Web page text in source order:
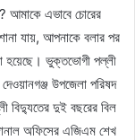
আমাকে এভাবে চোরের
যায়, আপনাকে বলার পর
হয়েছে। ভুক্তভোগী পল্লী
উপজেলা পরিষদ
বিদ্যুতের দুই বছরের বিল
অফিসের এজিএম শেখ